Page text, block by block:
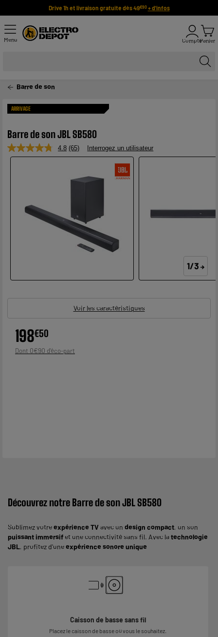
Drive 1h et livraison gratuite dès 49€90 + d'infos
Menu ComptePanier
Barre de son
ARRIVAGE
Barre de son JBL SB580
4.8 Lire
65
Lien
sur
(65) Interrogez un utilisateur
1/3
Voir les caractéristiques
198€50
Dont 0€90
Découvrez notre Barre de son JBL SB580
Sublimez votreexpérience TV avec un design compact, un son
puissant immersif et une connectivité sans fil. Avec latechnologie
JBL, profitez d'uneexpérience sonore unique
Caisson de basse sans fil
Placez le caisson de basse où vous le souhaitez.